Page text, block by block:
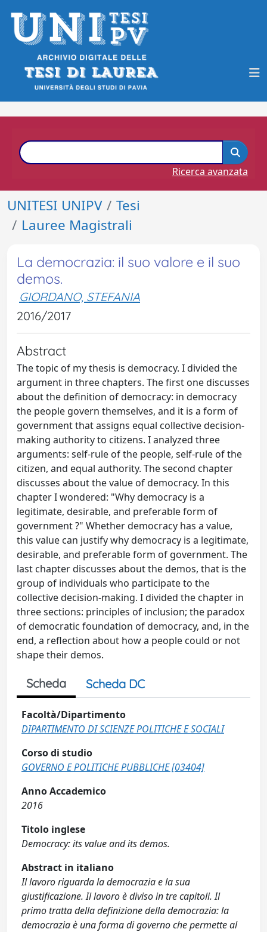
Ricerca avanzata
UNITESI UNIPV
Tesi
Lauree Magistrali
La democrazia: il suo valore e il suo
demos.
GIORDANO, STEFANIA
2016/2017
Abstract
The topic of my thesis is democracy. I divided the
argument in three chapters. The first one discusses
about the definition of democracy: in democracy
the people govern themselves, and it is a form of
government that assigns equal collective decision-
making authority to citizens. I analyzed three
arguments: self-rule of the people, self-rule of the
citizen, and equal authority. The second chapter
discusses about the value of democracy. In this
chapter I wondered: "Why democracy is a
legitimate, desirable, and preferable form of
government ?" Whether democracy has a value,
this value can justify why democracy is a legitimate,
desirable, and preferable form of government. The
last chapter discusses about the demos, that is the
group of individuals who participate to the
collective decision-making. I divided the chapter in
three sections: principles of inclusion; the paradox
of democratic foundation of democracy, and, in the
end, a reflection about how a people could or not
shape their demos.
Scheda Scheda DC
Facoltà/Dipartimento
DIPARTIMENTO DI SCIENZE POLITICHE E SOCIALI
Corso di studio
GOVERNO E POLITICHE PUBBLICHE [03404]
Anno Accademico
2016
Titolo inglese
Democracy: its value and its demos.
Abstract in italiano
Il lavoro riguarda la democrazia e la sua
giustificazione. Il lavoro è diviso in tre capitoli. Il
primo tratta della definizione della democrazia: la
democrazia è una forma di governo che permette al